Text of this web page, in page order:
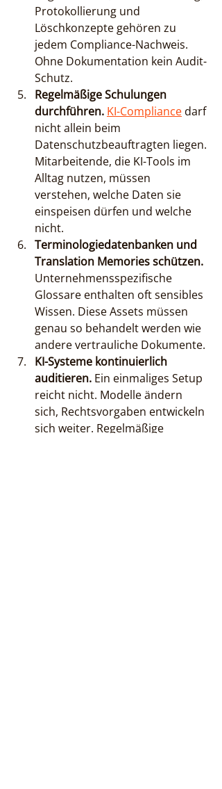
Protokollierung und
Löschkonzepte gehören zu
jedem Compliance-Nachweis.
Ohne Dokumentation kein Audit-
Schutz.
Regelmäßige Schulungen
durchführen. KI-Compliance darf
nicht allein beim
Datenschutzbeauftragten liegen.
Mitarbeitende, die KI-Tools im
Alltag nutzen, müssen
verstehen, welche Daten sie
einspeisen dürfen und welche
nicht.
Terminologiedatenbanken und
Translation Memories schützen.
Unternehmensspezifische
Glossare enthalten oft sensibles
Wissen. Diese Assets müssen
genau so behandelt werden wie
andere vertrauliche Dokumente.
KI-Systeme kontinuierlich
auditieren. Ein einmaliges Setup
reicht nicht. Modelle ändern
sich, Rechtsvorgaben entwickeln
sich weiter. Regelmäßige